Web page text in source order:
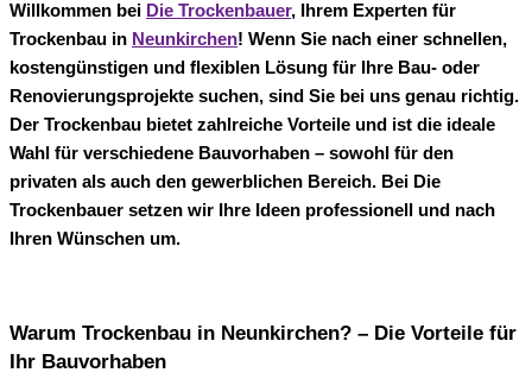
Willkommen bei Die Trockenbauer, Ihrem Experten für
Trockenbau in Neunkirchen! Wenn Sie nach einer schnellen,
kostengünstigen und flexiblen Lösung für Ihre Bau- oder
Renovierungsprojekte suchen, sind Sie bei uns genau richtig.
Der Trockenbau bietet zahlreiche Vorteile und ist die ideale
Wahl für verschiedene Bauvorhaben – sowohl für den
privaten als auch den gewerblichen Bereich. Bei Die
Trockenbauer setzen wir Ihre Ideen professionell und nach
Ihren Wünschen um.
Warum Trockenbau in Neunkirchen? – Die Vorteile für
Ihr Bauvorhaben